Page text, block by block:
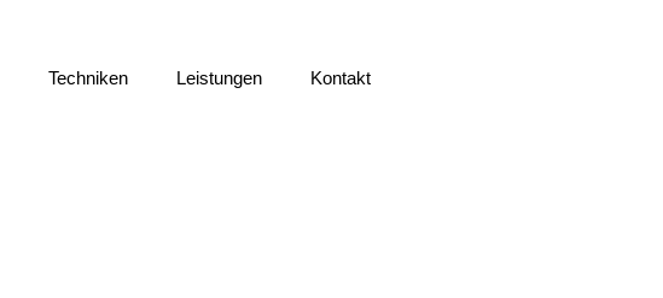
Techniken Leistungen Kontakt